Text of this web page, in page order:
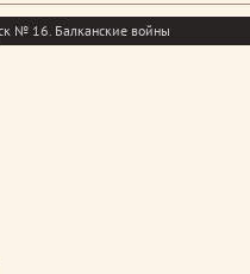
№ 16. Балканские войны